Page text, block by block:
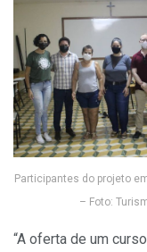
Participantes do projeto
– Foto:
“A oferta de um